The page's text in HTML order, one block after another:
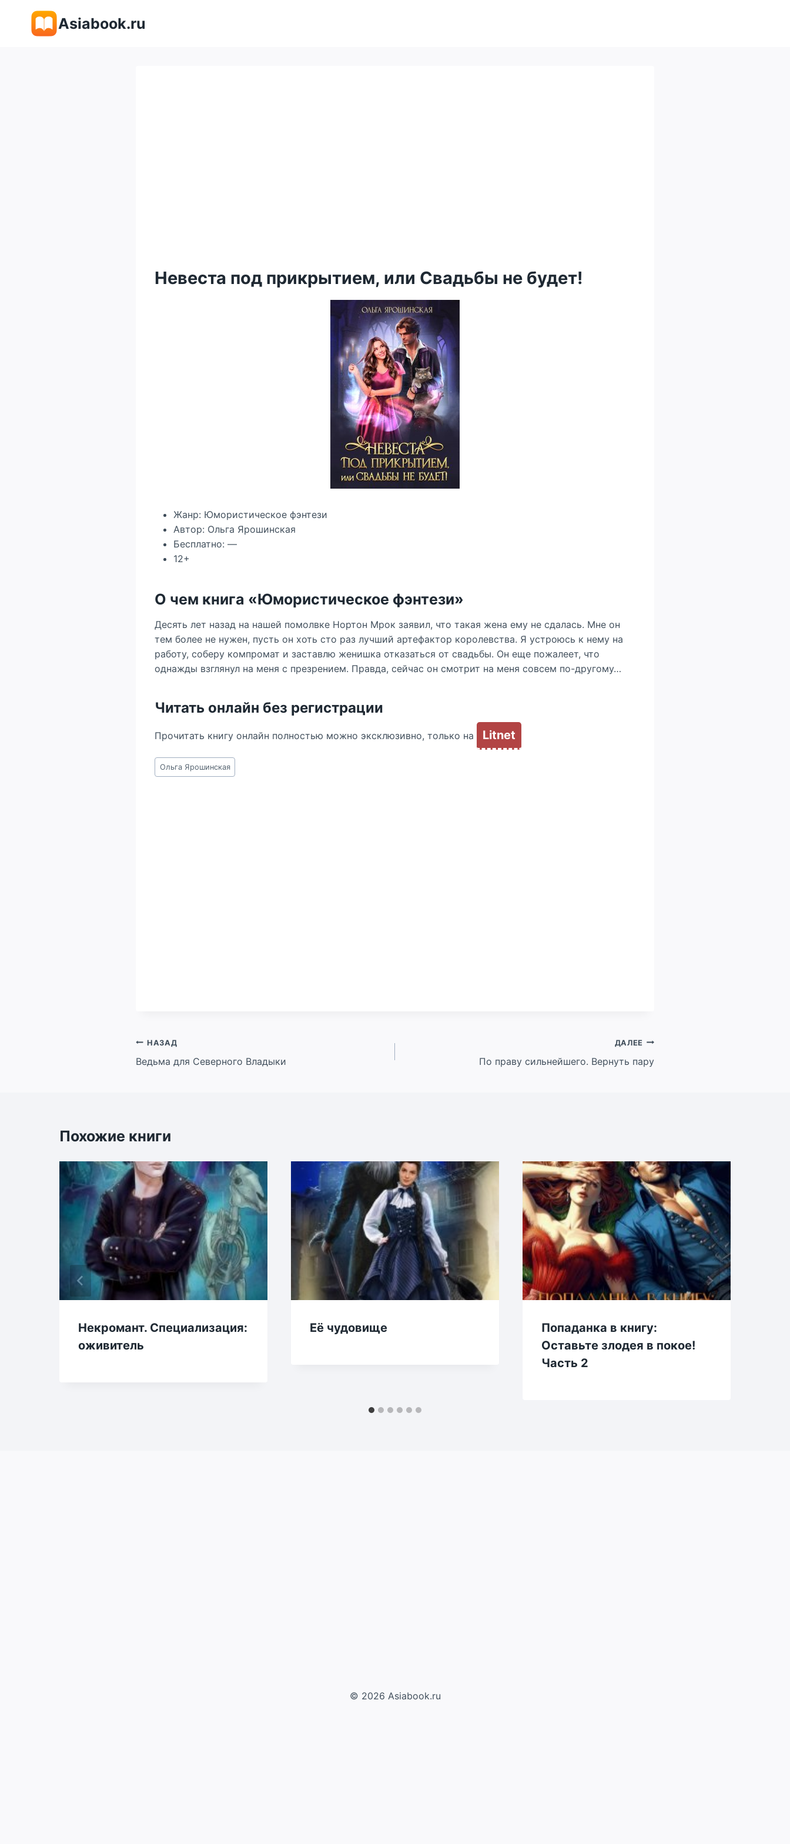
содержимому
Asiabook.ru
Невеста под прикрытием, или Свадьбы не будет!
Жанр: Юмористическое фэнтези
Автор: Ольга Ярошинская
Бесплатно: —
12+
О чем книга «Юмористическое фэнтези»
Десять лет назад на нашей помолвке Нортон Мрок заявил, что такая жена ему не сдалась. Мне он
тем более не нужен, пусть он хоть сто раз лучший артефактор королевства. Я устроюсь к нему на
работу, соберу компромат и заставлю женишка отказаться от свадьбы. Он еще пожалеет, что
однажды взглянул на меня с презрением. Правда, сейчас он смотрит на меня совсем по-другому…
Читать онлайн без регистрации
Прочитать книгу онлайн полностью можно эксклюзивно, только на Litnet
Метки
записи:
Ольга Ярошинская
Навигация
по
НАЗАД
Ведьма для Северного Владыки
ДАЛЕЕ
По праву сильнейшего. Вернуть пару
Похожие книги
Некромант. Специализация:
оживитель
Её чудовище
Попаданка в книгу:
Оставьте злодея в покое!
Часть 2
© 2026 Asiabook.ru